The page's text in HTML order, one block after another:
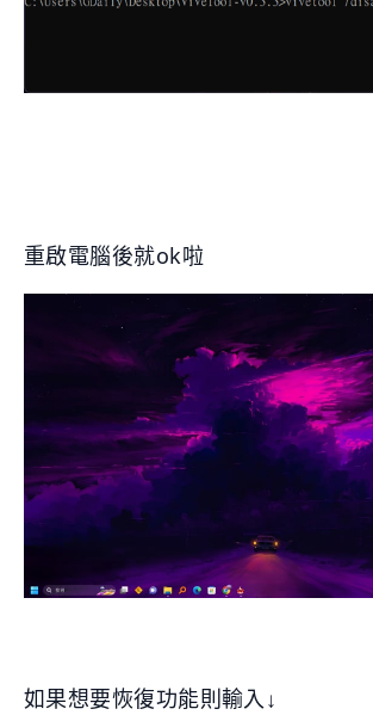
重啟電腦後就ok啦
如果想要恢復功能則輸入↓